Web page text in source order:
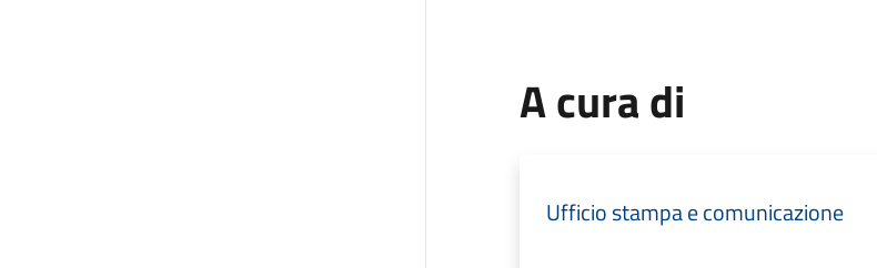
A cura di
Ufficio stampa e comunicazione